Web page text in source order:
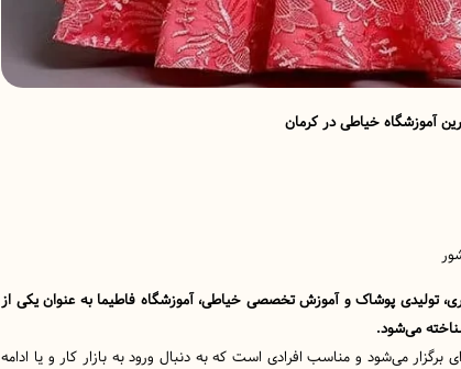
آموزشگاه خیاطی در کرمان
تولیدی پوشاک و آموزش تخصصی خیاطی، آموزشگاه فاطیما به عنوان یکی از
می‌شود.
می‌شود و مناسب افرادی است که به دنبال ورود به بازار کار و یا ادامه